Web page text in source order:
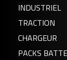
INDUSTRIEL
TRACTION
CHARGEUR
PACKS